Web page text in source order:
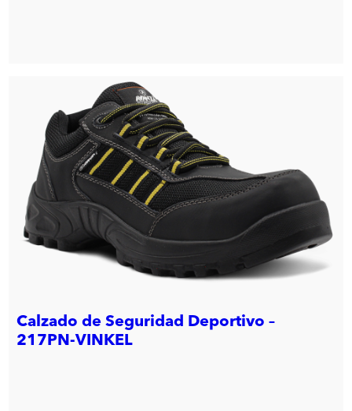
Calzado de Seguridad Deportivo –
217PN-VINKEL